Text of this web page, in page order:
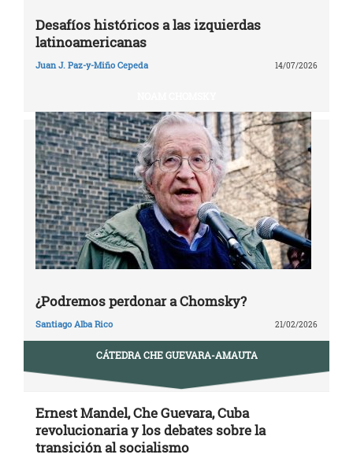
Desafíos históricos a las izquierdas
latinoamericanas
Juan J. Paz-y-Miño Cepeda 14/07/2026
¿Podremos perdonar a Chomsky?
Santiago Alba Rico 21/02/2026
CÁTEDRA CHE GUEVARA-AMAUTA
Ernest Mandel, Che Guevara, Cuba
revolucionaria y los debates sobre la
transición al socialismo